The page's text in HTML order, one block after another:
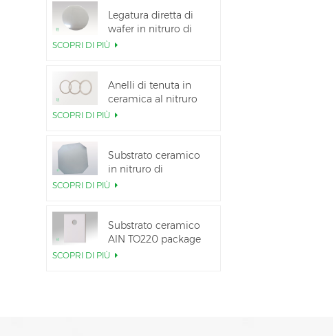
Legatura diretta di
wafer in nitruro di
alluminio ceramico
SCOPRI DI PIÙ
Anelli di tenuta in
ceramica al nitruro
di alluminio per
SCOPRI DI PIÙ
Substrato ceramico
in nitruro di
alluminio da 12
SCOPRI DI PIÙ
Substrato ceramico
AlN TO220 package
SCOPRI DI PIÙ